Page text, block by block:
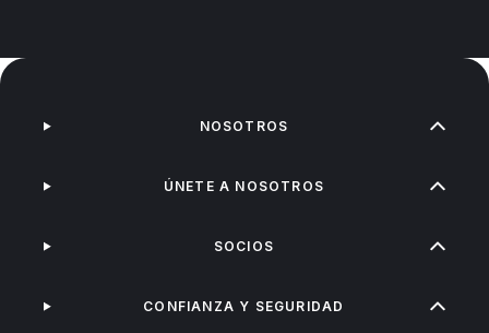
NOSOTROS
ÚNETE A NOSOTROS
SOCIOS
CONFIANZA Y SEGURIDAD